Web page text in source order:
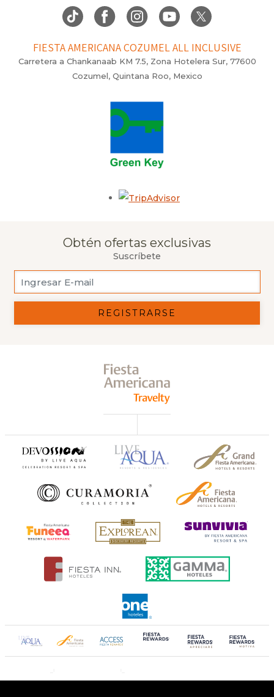
FIESTA AMERICANA COZUMEL ALL INCLUSIVE
Carretera a Chankanaab KM 7.5, Zona Hotelera Sur, 77600
Cozumel, Quintana Roo, Mexico
Obtén ofertas exclusivas
Suscríbete
REGISTRARSE